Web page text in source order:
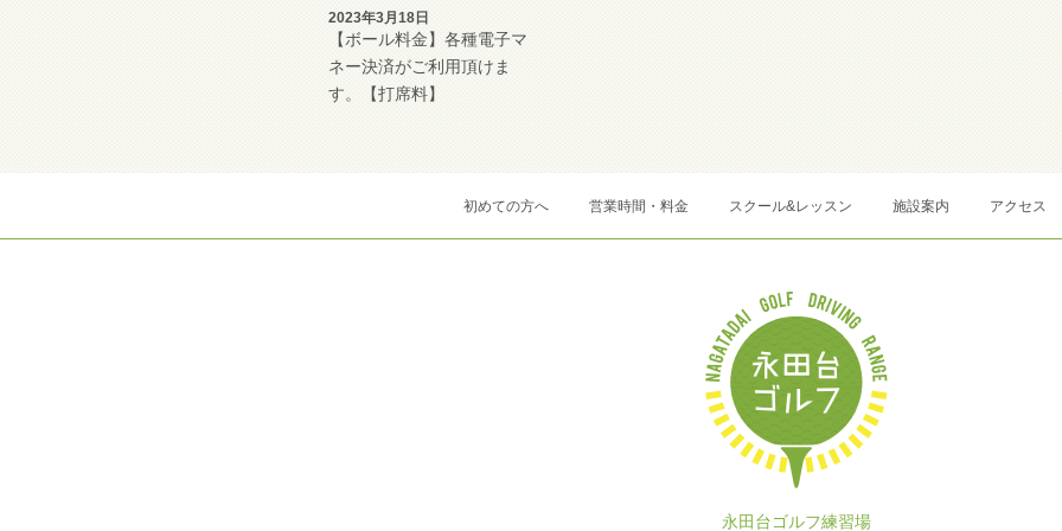
2023年3月18日
【ボール料金】各種電子マ
ネー決済がご利用頂けま
す。【打席料】
初めての方へ 営業時間・料金 スクール&レッスン 施設案内 アクセス
永田台ゴルフ練習場